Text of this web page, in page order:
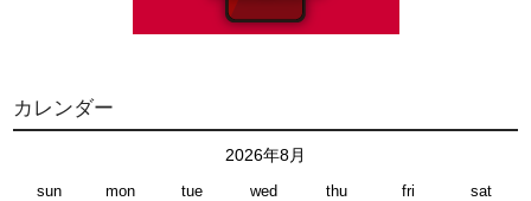
カレンダー
2026年8月
sun mon tue wed thu fri sat